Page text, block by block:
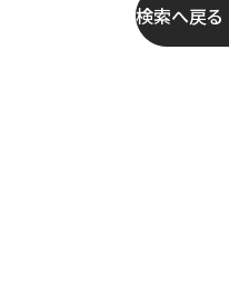
検索へ戻る